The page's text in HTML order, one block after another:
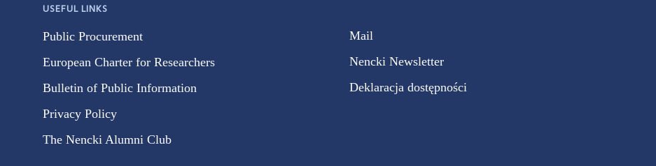
USEFUL LINKS
Public Procurement
European Charter for Researchers
Bulletin of Public Information
Privacy Policy
The Nencki Alumni Club
Mail
Nencki Newsletter
Deklaracja dostępności